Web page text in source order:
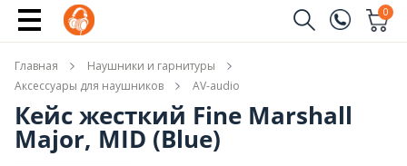
(096)
(044)
0
Имя
Телефон
Главная
Наушники и гарнитуры
Аксессуары для наушников
AV-audio
Кейс жесткий Fine Marshall
Major, MID (Blue)
Сообщить о поступлении